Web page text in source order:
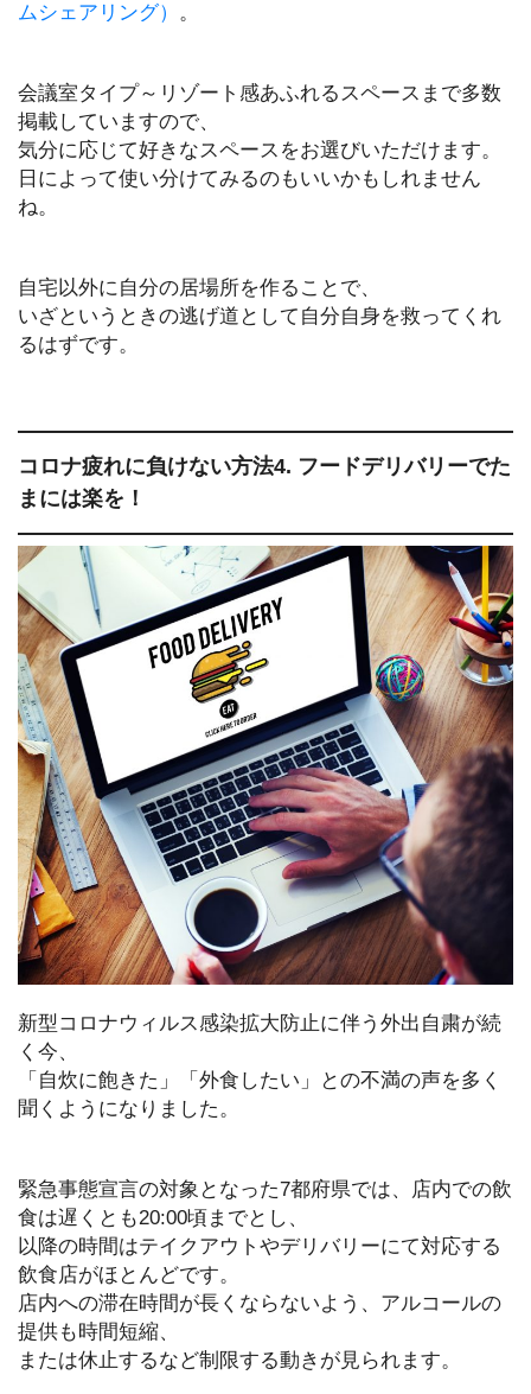
ムシェアリング）
。
会議室タイプ～リゾート感あふれるスペースまで多数
掲載していますので、
気分に応じて好きなスペースをお選びいただけます。
日によって使い分けてみるのもいいかもしれません
ね。
自宅以外に自分の居場所を作ることで、
いざというときの逃げ道として自分自身を救ってくれ
るはずです。
コロナ疲れに負けない方法4. フードデリバリーでた
まには楽を！
新型コロナウィルス感染拡大防止に伴う外出自粛が続
く今、
「自炊に飽きた」「外食したい」との不満の声を多く
聞くようになりました。
緊急事態宣言の対象となった7都府県では、店内での飲
食は遅くとも20:00頃までとし、
以降の時間はテイクアウトやデリバリーにて対応する
飲食店がほとんどです。
店内への滞在時間が長くならないよう、アルコールの
提供も時間短縮、
または休止するなど制限する動きが見られます。